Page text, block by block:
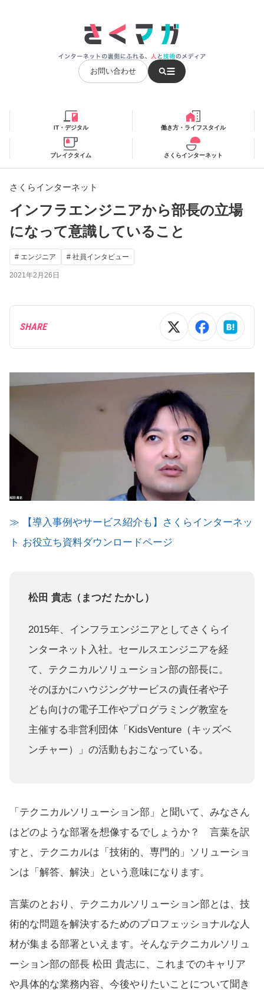
お問い合わせ
IT・デジタル 働き方・ライフスタイル
ブレイクタイム さくらインターネット
さくらインターネット
インフラエンジニアから部長の立場
になって意識していること
# エンジニア # 社員インタビュー
2021年2月26日
SHARE
≫ 【導入事例やサービス紹介も】さくらインターネッ
ト お役立ち資料ダウンロードページ
松田 貴志（まつだ たかし）
2015年、インフラエンジニアとしてさくらイ
ンターネット入社。セールスエンジニアを経
て、テクニカルソリューション部の部長に。
そのほかにハウジングサービスの責任者や子
ども向けの電子工作やプログラミング教室を
主催する非営利団体「KidsVenture（キッズベ
ンチャー）」の活動もおこなっている。
「テクニカルソリューション部」と聞いて、みなさん
はどのような部署を想像するでしょうか？ 言葉を訳
すと、テクニカルは「技術的、専門的」ソリューショ
ンは「解答、解決」という意味になります。
言葉のとおり、テクニカルソリューション部とは、技
術的な問題を解決するためのプロフェッショナルな人
材が集まる部署といえます。そんなテクニカルソリュ
ーション部の部長 松田 貴志に、これまでのキャリア
や具体的な業務内容、今後やりたいことについて聞き